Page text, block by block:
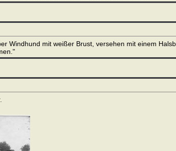
Windhund mit weißer Brust, versehen mit einem